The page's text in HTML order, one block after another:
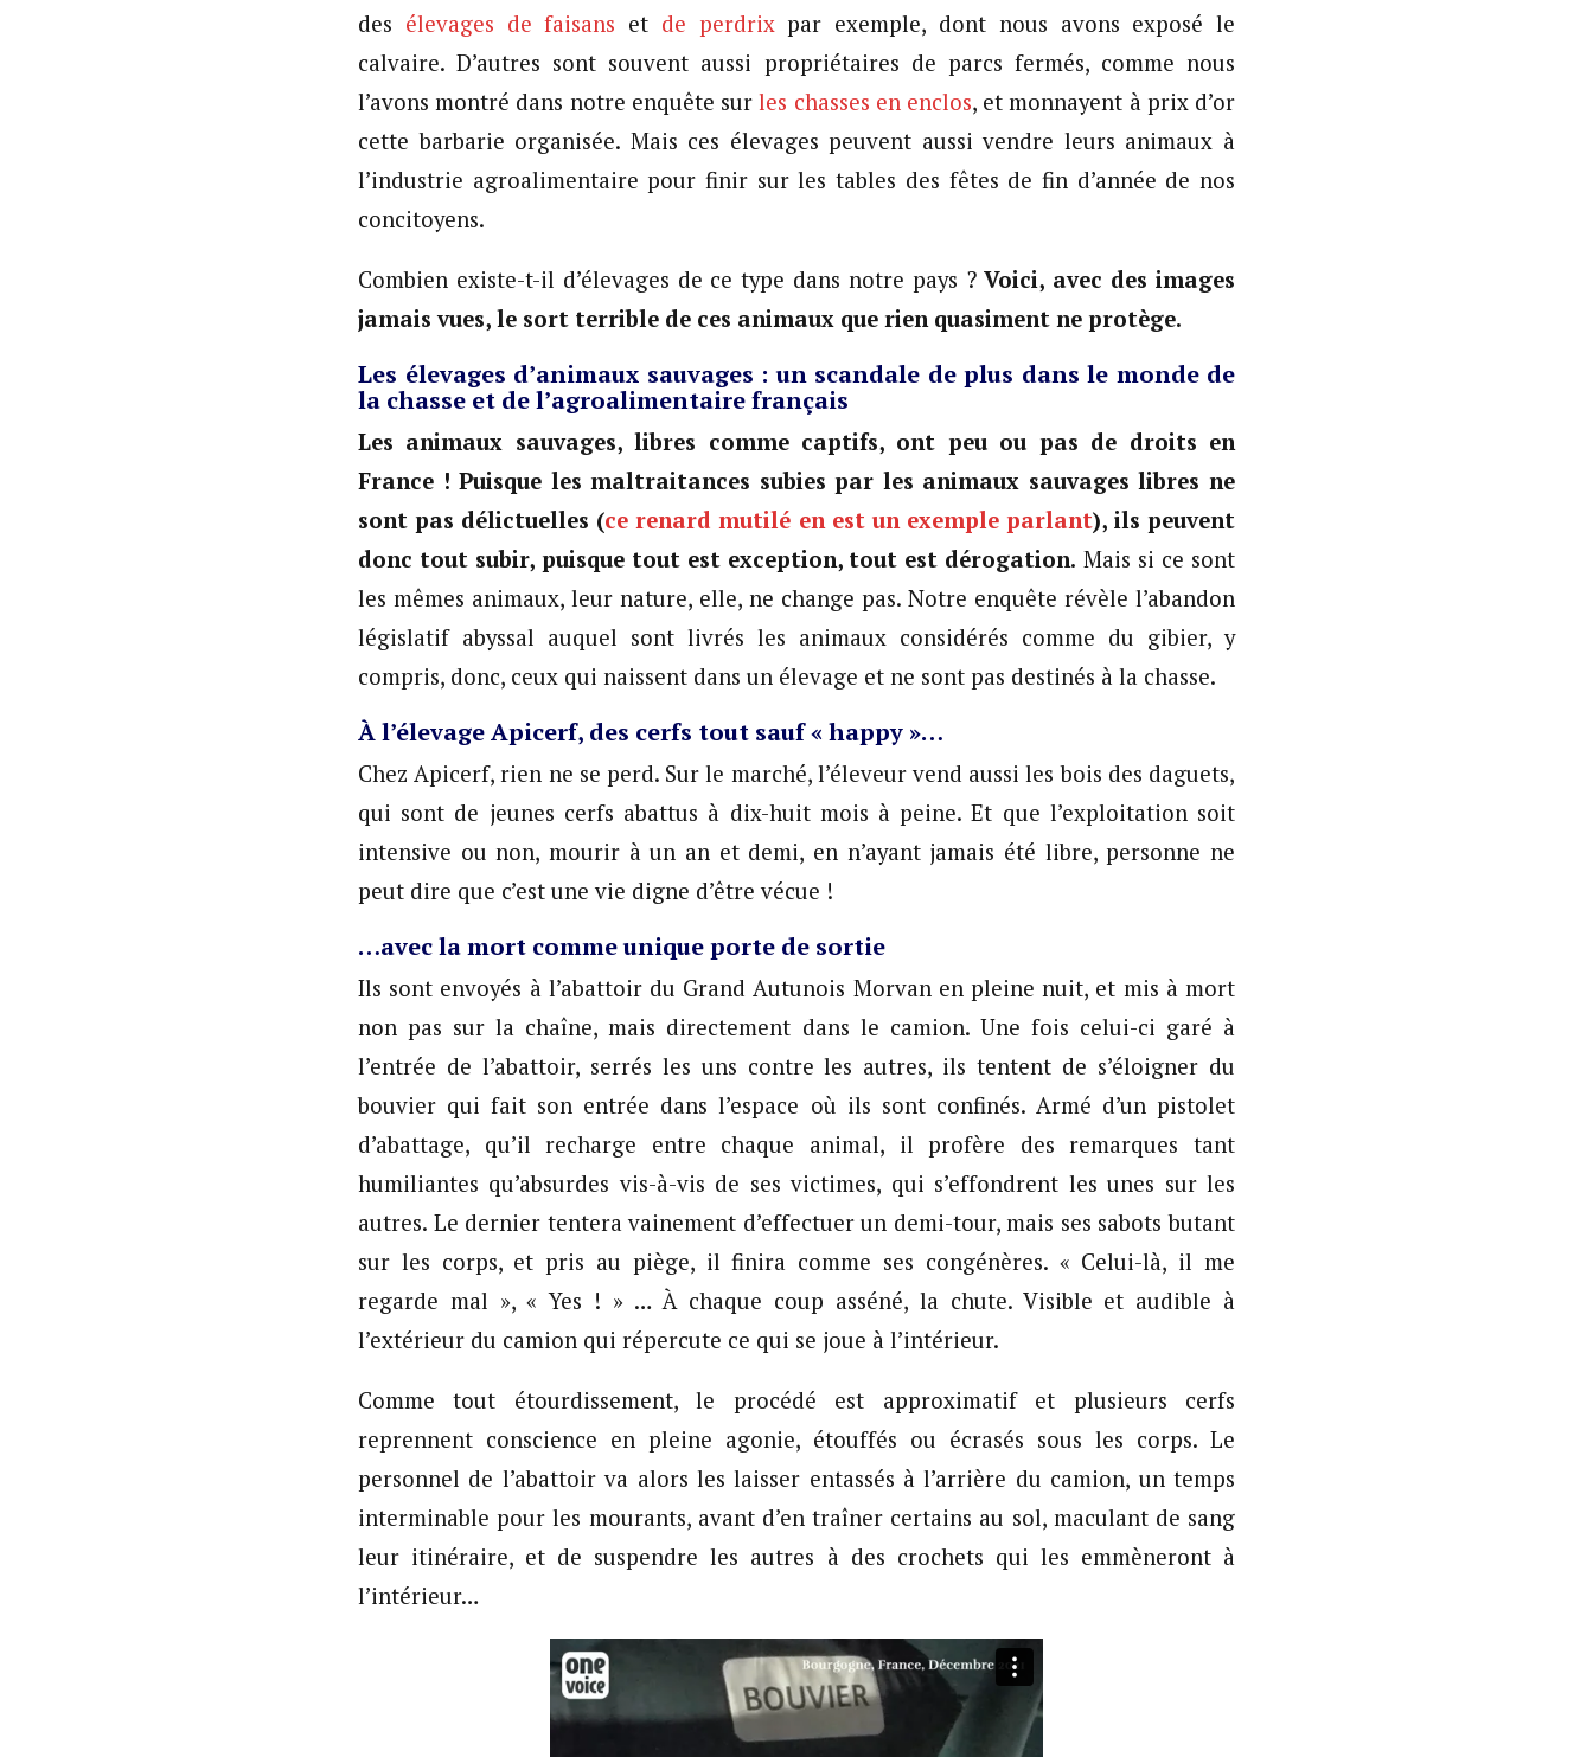
des élevages de faisans et de perdrixpar exemple, dont nous avons exposé le
calvaire. D’autres sont souvent aussi propriétaires de parcs fermés, comme nous
l’avons montré dans notre enquête surles chasses en enclos, et monnayent à prix d’or
cette barbarie organisée. Mais ces élevages peuvent aussi vendre leurs animaux à
l’industrie agroalimentaire pour finir sur les tables des fêtes de fin d’année de nos
concitoyens.
Combien existe-t-il d’élevages de ce type dans notre pays ?Voici, avec des images
jamais vues, le sort terrible de ces animaux que rien quasiment ne protège.
Les élevages d’animaux sauvages : un scandale de plus dans le monde de
la chasse et de l’agroalimentaire français
Les animaux sauvages, libres comme captifs, ont peu ou pas de droits en
France ! Puisque les maltraitances subies par les animaux sauvages libres ne
sont pas délictuelles (ce renard mutilé en est un exemple parlant), ils peuvent
donc tout subir, puisque tout est exception, tout est dérogation. Mais si ce sont
les mêmes animaux, leur nature, elle, ne change pas. Notre enquête révèle l’abandon
législatif abyssal auquel sont livrés les animaux considérés comme du gibier, y
compris, donc, ceux qui naissent dans un élevage et ne sont pas destinés à la chasse.
À l’élevage Apicerf, des cerfs tout sauf « happy »…
Chez Apicerf, rien ne se perd. Sur le marché, l’éleveur vend aussi les bois des daguets,
qui sont de jeunes cerfs abattus à dix-huit mois à peine. Et que l’exploitation soit
intensive ou non, mourir à un an et demi, en n’ayant jamais été libre, personne ne
peut dire que c’est une vie digne d’être vécue !
…avec la mort comme unique porte de sortie
Ils sont envoyés à l’abattoir du Grand Autunois Morvan en pleine nuit, et mis à mort
non pas sur la chaîne, mais directement dans le camion. Une fois celui-ci garé à
l’entrée de l’abattoir, serrés les uns contre les autres, ils tentent de s’éloigner du
bouvier qui fait son entrée dans l’espace où ils sont confinés. Armé d’un pistolet
d’abattage, qu’il recharge entre chaque animal, il profère des remarques tant
humiliantes qu’absurdes vis-à-vis de ses victimes, qui s’effondrent les unes sur les
autres. Le dernier tentera vainement d’effectuer un demi-tour, mais ses sabots butant
sur les corps, et pris au piège, il finira comme ses congénères. « Celui-là, il me
regarde mal », « Yes ! » … À chaque coup asséné, la chute. Visible et audible à
l’extérieur du camion qui répercute ce qui se joue à l’intérieur.
Comme tout étourdissement, le procédé est approximatif et plusieurs cerfs
reprennent conscience en pleine agonie, étouffés ou écrasés sous les corps. Le
personnel de l’abattoir va alors les laisser entassés à l’arrière du camion, un temps
interminable pour les mourants, avant d’en traîner certains au sol, maculant de sang
leur itinéraire, et de suspendre les autres à des crochets qui les emmèneront à
l’intérieur…